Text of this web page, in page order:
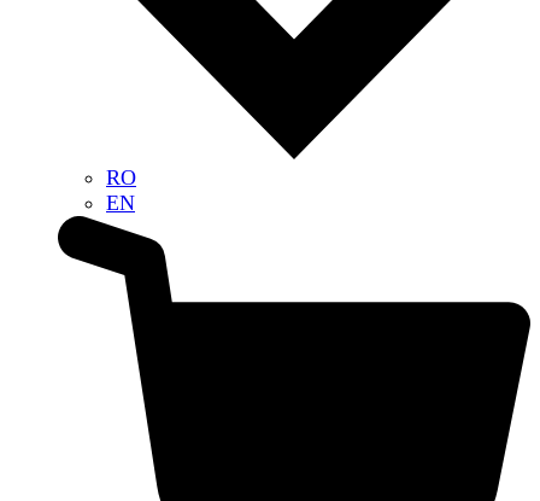
RO
EN